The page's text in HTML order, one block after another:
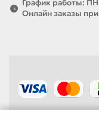
График работы:
Онлайн заказы